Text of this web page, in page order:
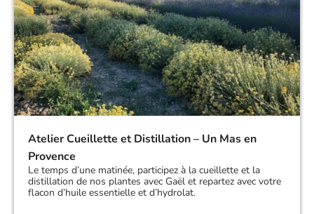
Atelier Cueillette et Distillation – Un Mas en
Provence
Le temps d’une matinée, participez à la cueillette et la
distillation de nos plantes avec Gaël et repartez avec votre
flacon d’huile essentielle et d’hydrolat.